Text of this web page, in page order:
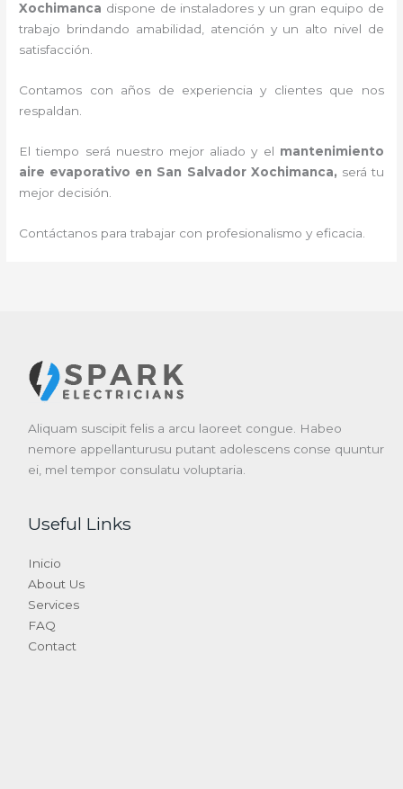
Xochimanca dispone de instaladores y un gran equipo de
trabajo brindando amabilidad, atención y un alto nivel de
satisfacción.
Contamos con años de experiencia y clientes que nos
respaldan.
El tiempo será nuestro mejor aliado y el mantenimiento
aire evaporativo en San Salvador Xochimanca, será tu
mejor decisión.
Contáctanos para trabajar con profesionalismo y eficacia.
Aliquam suscipit felis a arcu laoreet congue. Habeo
nemore appellanturusu putant adolescens conse quuntur
ei, mel tempor consulatu voluptaria.
Useful Links
Inicio
About Us
Services
FAQ
Contact